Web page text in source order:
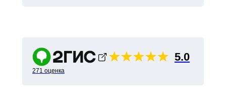
5.0
271 оценка